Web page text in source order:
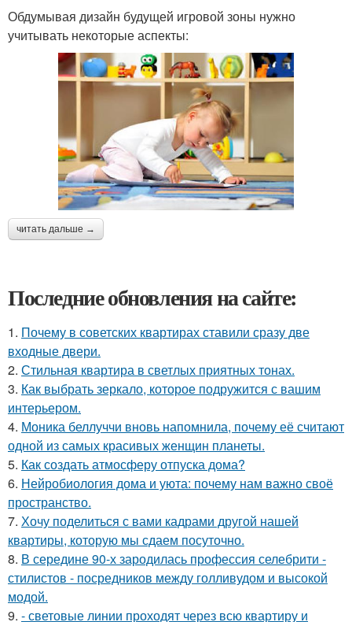
Обдумывая дизайн будущей игровой зоны нужно
учитывать некоторые аспекты:
читать дальше →
Последние обновления на сайте:
1. Почему в советских квартирах ставили сразу две
входные двери.
2. Стильная квартира в светлых приятных тонах.
3. Как выбрать зеркало, которое подружится с вашим
интерьером.
4. Моника беллуччи вновь напомнила, почему её считают
одной из самых красивых женщин планеты.
5. Как создать атмосферу отпуска дома?
6. Нейробиология дома и уюта: почему нам важно своё
пространство.
7. Хочу поделиться с вами кадрами другой нашей
квартиры, которую мы сдаем посуточно.
8. В середине 90-х зародилась профессия селебрити -
стилистов - посредников между голливудом и высокой
модой.
9. - световые линии проходят через всю квартиру и